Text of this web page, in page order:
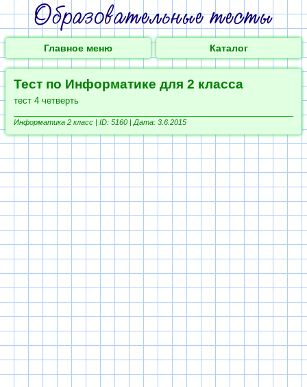
Главное меню Каталог
Тест по Информатике для 2 класса
тест 4 четверть
Информатика 2 класс | ID: 5160 | Дата: 3.6.2015